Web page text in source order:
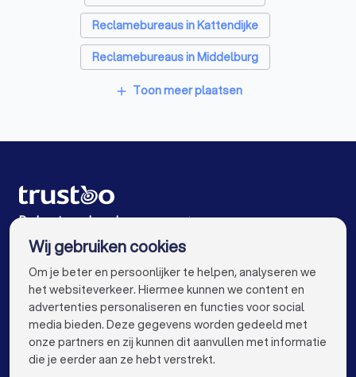
Reclamebureaus in Kattendijke
Reclamebureaus in Middelburg
Reclamebureaus in Oost-Souburg
Reclamebureaus in Hulst
Reclamebureaus in Amsterdam
Reclamebureaus in Rotterdam
Reclamebureaus in Den Haag
Reclamebureaus in Utrecht
add Toon meer plaatsen
De beste reclamebureaus voor jou
VOOR PARTICULIEREN keyboard_arrow_down
Wij gebruiken cookies
Om je beter en persoonlijker te helpen, analyseren we
het websiteverkeer. Hiermee kunnen we content en
advertenties personaliseren en functies voor social
media bieden. Deze gegevens worden gedeeld met
onze partners en zij kunnen dit aanvullen met informatie
die je eerder aan ze hebt verstrekt.